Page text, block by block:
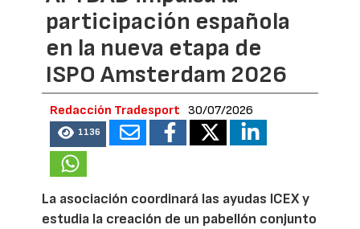
participación española
en la nueva etapa de
ISPO Amsterdam 2026
Redacción Tradesport 30/07/2026
1136
La asociación coordinará las ayudas ICEX y
estudia la creación de un pabellón conjunto